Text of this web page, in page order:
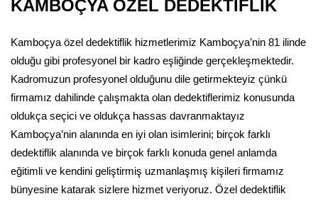
KAMBOÇYA ÖZEL DEDEKTİFLİK
Kamboçya özel dedektiflik hizmetlerimiz Kamboçya’nin 81 ilinde
olduğu gibi profesyonel bir kadro eşliğinde gerçekleşmektedir.
Kadromuzun profesyonel olduğunu dile getirmekteyiz çünkü
firmamız dahilinde çalışmakta olan dedektiflerimiz konusunda
oldukça seçici ve oldukça hassas davranmaktayız
Kamboçya’nin alanında en iyi olan isimlerini; birçok farklı
dedektiflik alanında ve birçok farklı konuda genel anlamda
eğitimli ve kendini geliştirmiş uzmanlaşmış kişileri firmamız
bünyesine katarak sizlere hizmet veriyoruz. Özel dedektiflik